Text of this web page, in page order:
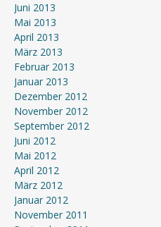
Juni 2013
Mai 2013
April 2013
März 2013
Februar 2013
Januar 2013
Dezember 2012
November 2012
September 2012
Juni 2012
Mai 2012
April 2012
März 2012
Januar 2012
November 2011